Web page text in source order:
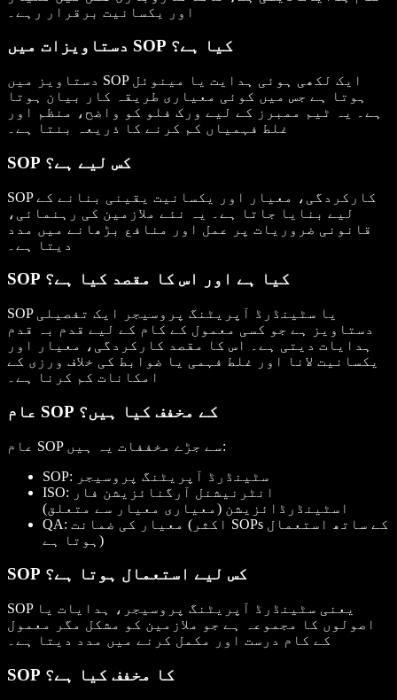
اور یکسانیت برقرار رہے۔
دستاویزات میں SOP کیا ہے؟
دستاویز میں SOP ایک لکھی ہوئی ہدایت یا مینوئل
ہوتا ہے جس میں کوئی معیاری طریقہ کار بیان ہوتا
ہے۔ یہ ٹیم ممبرز کے لیے ورک فلو کو واضح، منظم اور
غلط فہمیاں کم کرنے کا ذریعہ بنتا ہے۔
SOP کس لیے ہے؟
SOP کارکردگی، معیار اور یکسانیت یقینی بنانے کے
لیے بنایا جاتا ہے۔ یہ نئے ملازمین کی رہنمائی،
قانونی ضروریات پر عمل اور منافع بڑھانے میں مدد
دیتا ہے۔
SOP کیا ہے اور اس کا مقصد کیا ہے؟
SOP یا سٹینڈرڈ آپریٹنگ پروسیجر ایک تفصیلی
دستاویز ہے جو کسی معمول کے کام کے لیے قدم بہ قدم
ہدایات دیتی ہے۔ اس کا مقصد کارکردگی، معیار اور
یکسانیت لانا اور غلط فہمی یا ضوابط کی خلاف ورزی کے
امکانات کم کرنا ہے۔
عام SOP کے مخفف کیا ہیں؟
عام SOP سے جڑے مخففات یہ ہیں:
SOP: سٹینڈرڈ آپریٹنگ پروسیجر
ISO: انٹرنیشنل آرگنائزیشن فار
اسٹینڈرڈائزیشن (معیاری معیار سے متعلق)
QA: معیار کی ضمانت (اکثر SOPs کے ساتھ استعمال
ہوتا ہے)
SOP کس لیے استعمال ہوتا ہے؟
SOP یعنی سٹینڈرڈ آپریٹنگ پروسیجر، ہدایات یا
اصولوں کا مجموعہ ہے جو ملازمین کو مشکل مگر معمول
کے کام درست اور مکمل کرنے میں مدد دیتا ہے۔
SOP کا مخفف کیا ہے؟